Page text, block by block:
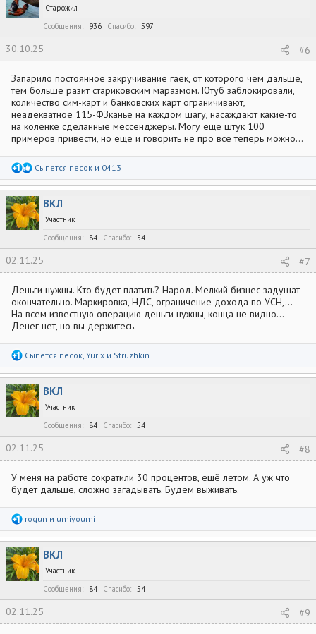
Старожил
Сообщения
936 Спасибо 597
30.10.25 #6
Запарило постоянное закручивание гаек, от которого чем дальше,
тем больше разит стариковским маразмом. Ютуб заблокировали,
количество сим-карт и банковских карт ограничивают,
неадекватное 115-ФЗканье на каждом шагу, насаждают какие-то
на коленке сделанные мессенджеры. Могу ещё штук 100
примеров привести, но ещё и говорить не про всё теперь можно...
Р
а
к
ц
и
и
Сыпется песок и 0413
ВКЛ
Участник
Сообщения
84 Спасибо 54
02.11.25 #7
Деньги нужны. Кто будет платить? Народ. Мелкий бизнес задушат
окончательно. Маркировка, НДС, ограничение дохода по УСН,...
На всем известную операцию деньги нужны, конца не видно...
Денег нет, но вы держитесь.
Р
а
к
ц
и
и
Сыпется песок, Yurix и Struzhkin
ВКЛ
Участник
Сообщения
84 Спасибо 54
02.11.25 #8
У меня на работе сократили 30 процентов, ещё летом. А уж что
будет дальше, сложно загадывать. Будем выживать.
Р
а
к
ц
и
и
rogun и umiyoumi
ВКЛ
Участник
Сообщения
84 Спасибо 54
02.11.25 #9